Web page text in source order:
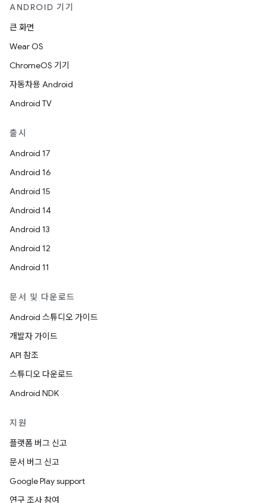
ANDROID 기기
큰 화면
Wear OS
ChromeOS 기기
자동차용 Android
Android TV
출시
Android 17
Android 16
Android 15
Android 14
Android 13
Android 12
Android 11
문서 및 다운로드
Android 스튜디오 가이드
개발자 가이드
API 참조
스튜디오 다운로드
Android NDK
지원
플랫폼 버그 신고
문서 버그 신고
Google Play support
연구 조사 참여